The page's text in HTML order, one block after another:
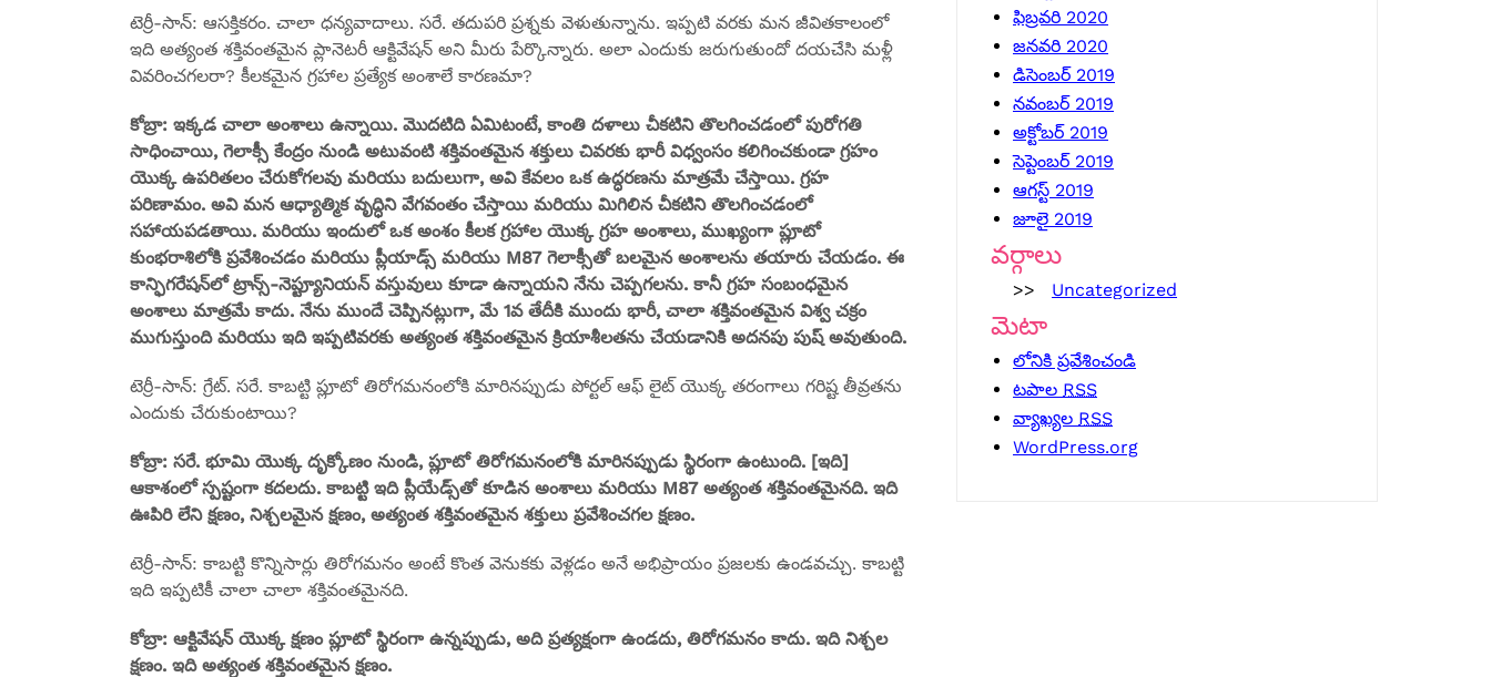
టెర్రీ-సాన్: ఆసక్తికరం. చాలా ధన్యవాదాలు. సరే. తదుపరి ప్రశ్నకు వెళుతున్నాను. ఇప్పటి వరకు మన జీవితకాలంలో
ఇది అత్యంత శక్తివంతమైన ప్లానెటరీ ఆక్టివేషన్ అని మీరు పేర్కొన్నారు. అలా ఎందుకు జరుగుతుందో దయచేసి మళ్లీ
వివరించగలరా? కీలకమైన గ్రహాల ప్రత్యేక అంశాలే కారణమా?
కోబ్రా: ఇక్కడ చాలా అంశాలు ఉన్నాయి. మొదటిది ఏమిటంటే, కాంతి దళాలు చీకటిని తొలగించడంలో పురోగతి
సాధించాయి, గెలాక్సీ కేంద్రం నుండి అటువంటి శక్తివంతమైన శక్తులు చివరకు భారీ విధ్వంసం కలిగించకుండా గ్రహం
యొక్క ఉపరితలం చేరుకోగలవు మరియు బదులుగా, అవి కేవలం ఒక ఉద్ధరణను మాత్రమే చేస్తాయి. గ్రహ
పరిణామం. అవి మన ఆధ్యాత్మిక వృద్ధిని వేగవంతం చేస్తాయి మరియు మిగిలిన చీకటిని తొలగించడంలో
సహాయపడతాయి. మరియు ఇందులో ఒక అంశం కీలక గ్రహాల యొక్క గ్రహ అంశాలు, ముఖ్యంగా ప్లూటో
కుంభరాశిలోకి ప్రవేశించడం మరియు ప్లీయాడ్స్ మరియు M87 గెలాక్సీతో బలమైన అంశాలను తయారు చేయడం. ఈ
కాన్ఫిగరేషన్‌లో ట్రాన్స్-నెప్ట్యూనియన్ వస్తువులు కూడా ఉన్నాయని నేను చెప్పగలను. కానీ గ్రహ సంబంధమైన
అంశాలు మాత్రమే కాదు. నేను ముందే చెప్పినట్లుగా, మే 1వ తేదీకి ముందు భారీ, చాలా శక్తివంతమైన విశ్వ చక్రం
ముగుస్తుంది మరియు ఇది ఇప్పటివరకు అత్యంత శక్తివంతమైన క్రియాశీలతను చేయడానికి అదనపు పుష్ అవుతుంది.
టెర్రీ-సాన్: గ్రేట్. సరే. కాబట్టి ప్లూటో తిరోగమనంలోకి మారినప్పుడు పోర్టల్ ఆఫ్ లైట్ యొక్క తరంగాలు గరిష్ట తీవ్రతను
ఎందుకు చేరుకుంటాయి?
కోబ్రా: సరే. భూమి యొక్క దృక్కోణం నుండి, ప్లూటో తిరోగమనంలోకి మారినప్పుడు స్థిరంగా ఉంటుంది. [ఇది]
ఆకాశంలో స్పష్టంగా కదలదు. కాబట్టి ఇది ప్లీయేడ్స్‌తో కూడిన అంశాలు మరియు M87 అత్యంత శక్తివంతమైనది. ఇది
ఊపిరి లేని క్షణం, నిశ్చలమైన క్షణం, అత్యంత శక్తివంతమైన శక్తులు ప్రవేశించగల క్షణం.
టెర్రీ-సాన్: కాబట్టి కొన్నిసార్లు తిరోగమనం అంటే కొంత వెనుకకు వెళ్లడం అనే అభిప్రాయం ప్రజలకు ఉండవచ్చు. కాబట్టి
ఇది ఇప్పటికీ చాలా చాలా శక్తివంతమైనది.
కోబ్రా: ఆక్టివేషన్ యొక్క క్షణం ప్లూటో స్థిరంగా ఉన్నప్పుడు, అది ప్రత్యక్షంగా ఉండదు, తిరోగమనం కాదు. ఇది నిశ్చల
క్షణం. ఇది అత్యంత శక్తివంతమైన క్షణం.
ఫిబ్రవరి 2020
జనవరి 2020
డిసెంబర్ 2019
నవంబర్ 2019
అక్టోబర్ 2019
సెప్టెంబర్ 2019
ఆగస్ట్ 2019
జూలై 2019
వర్గాలు
Uncategorized
మెటా
లోనికి ప్రవేశించండి
టపాల RSS
వ్యాఖ్యల RSS
WordPress.org